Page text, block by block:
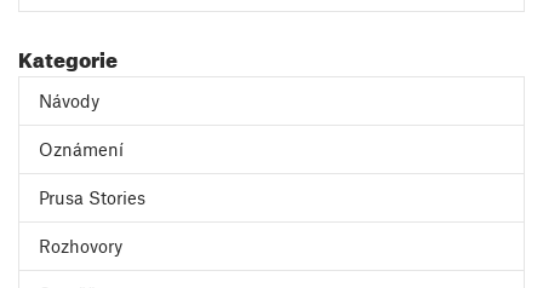
Kategorie
Návody
Oznámení
Prusa Stories
Rozhovory